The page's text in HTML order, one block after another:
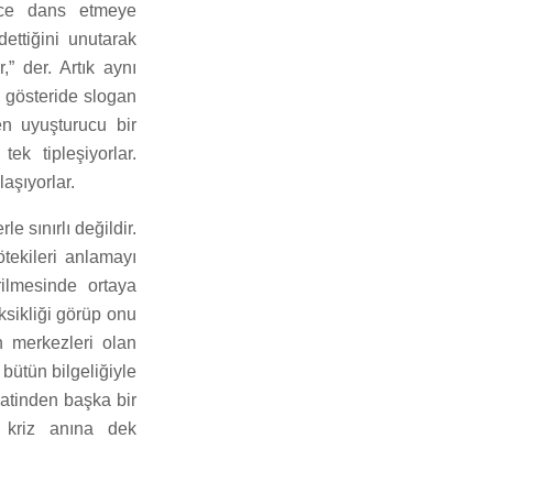
dans etmeye
unutarak
der. Artık aynı
gösteride slogan
uyuşturucu bir
tipleşiyorlar.
sınırlı değildir.
anlamayı
ortaya
görüp onu
merkezleri olan
bütün bilgeliğiyle
başka bir
kriz anına dek